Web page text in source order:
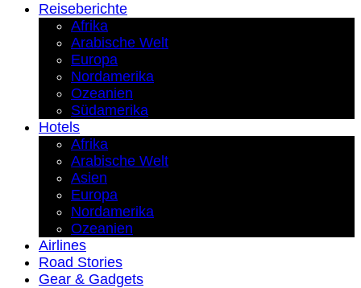
Reiseberichte
Afrika
Arabische Welt
Europa
Nordamerika
Ozeanien
Südamerika
Hotels
Afrika
Arabische Welt
Asien
Europa
Nordamerika
Ozeanien
Airlines
Road Stories
Gear & Gadgets